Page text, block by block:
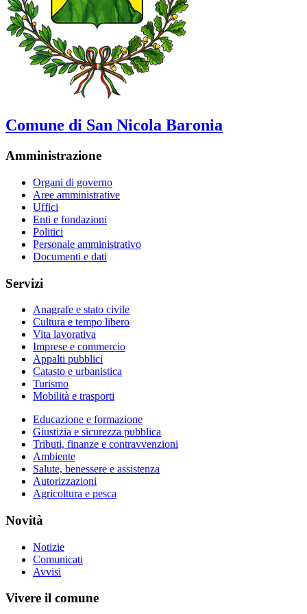
Comune di San Nicola Baronia
Amministrazione
Organi di governo
Aree amministrative
Uffici
Enti e fondazioni
Politici
Personale amministrativo
Documenti e dati
Servizi
Anagrafe e stato civile
Cultura e tempo libero
Vita lavorativa
Imprese e commercio
Appalti pubblici
Catasto e urbanistica
Turismo
Mobilità e trasporti
Educazione e formazione
Giustizia e sicurezza pubblica
Tributi, finanze e contravvenzioni
Ambiente
Salute, benessere e assistenza
Autorizzazioni
Agricoltura e pesca
Novità
Notizie
Comunicati
Avvisi
Vivere il comune